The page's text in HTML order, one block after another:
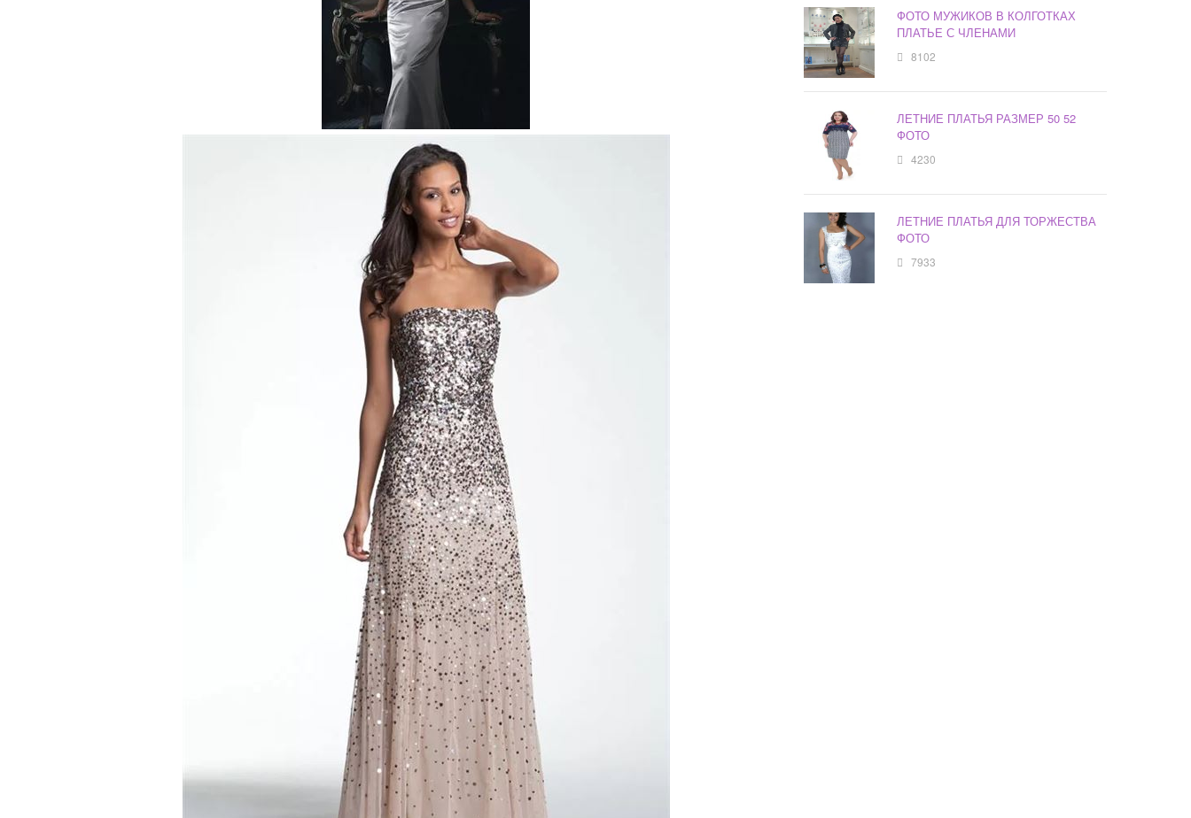
ФОТО МУЖИКОВ В КОЛГОТКАХ
ПЛАТЬЕ С ЧЛЕНАМИ
8102
ЛЕТНИЕ ПЛАТЬЯ РАЗМЕР 50 52
ФОТО
4230
ЛЕТНИЕ ПЛАТЬЯ ДЛЯ ТОРЖЕСТВА
ФОТО
7933